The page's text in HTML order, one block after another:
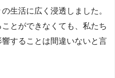
生活に広く浸透しました。
とができなくても、私たち
することは間違いないと言